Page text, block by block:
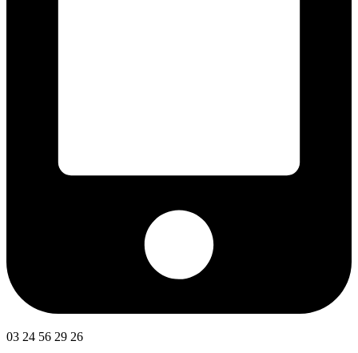
03 24 56 29 26